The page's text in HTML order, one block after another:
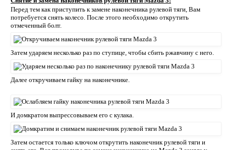
Перед тем как приступить к замене наконечника рулевой тяги, Вам
потребуется снять колесо. После этого необходимо открутить
отмеченный болт.
Затем ударяем несколько раз по ступице, чтобы сбить ржавчину с него.
Далее откручиваем гайку на наконечнике.
И домкратом выпрессовываем его с кулака.
Затем остается только ключом открутить наконечник рулевой тяги и